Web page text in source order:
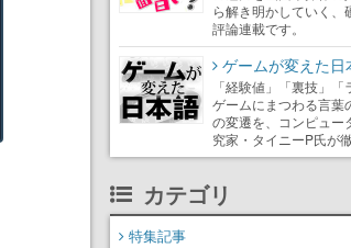
ら解き明かしていく、
評論連載です。
ゲームが変えた日
「経験値」「裏技」
ゲームにまつわる言葉
の変遷を、コンピュー
究家・タイニーP氏が徹
カテゴリ
特集記事